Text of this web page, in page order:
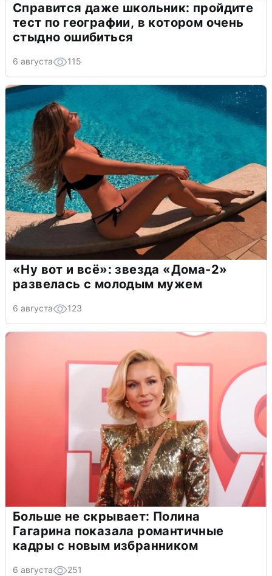
Справится даже школьник: пройдите
тест по географии, в котором очень
стыдно ошибиться
6 августа 115
«Ну вот и всё»: звезда «Дома-2»
развелась с молодым мужем
6 августа 123
Больше не скрывает: Полина
Гагарина показала романтичные
кадры с новым избранником
6 августа 251